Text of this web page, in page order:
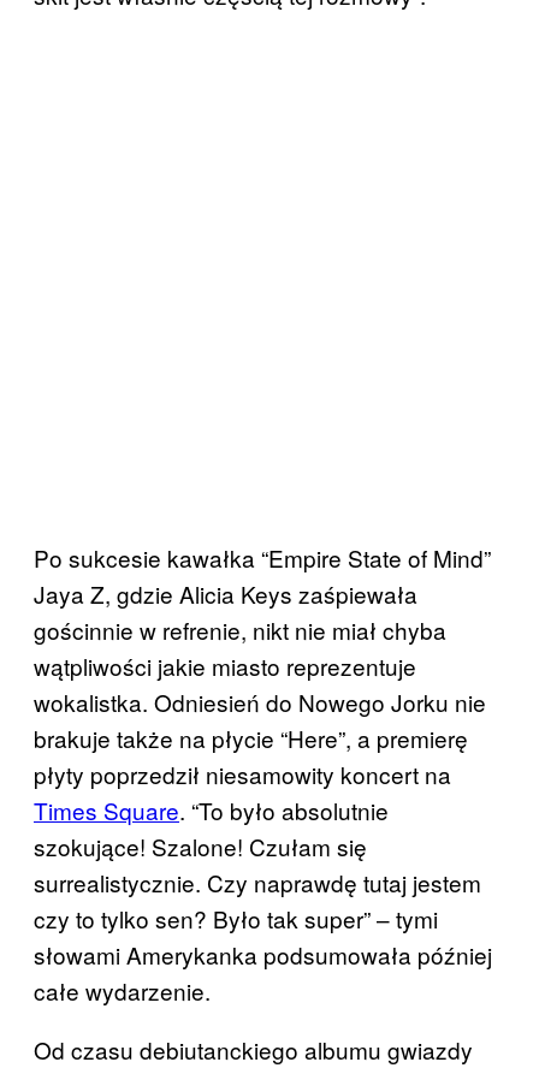
Po sukcesie kawałka “Empire State of Mind”
Jaya Z, gdzie Alicia Keys zaśpiewała
gościnnie w refrenie, nikt nie miał chyba
wątpliwości jakie miasto reprezentuje
wokalistka. Odniesień do Nowego Jorku nie
brakuje także na płycie “Here”, a premierę
płyty poprzedził niesamowity koncert na
Times Square​. “To było absolutnie
szokujące! Szalone! Czułam się
surrealistycznie. Czy naprawdę tutaj jestem
czy to tylko sen? Było tak super” – tymi
słowami Amerykanka podsumowała później
całe wydarzenie.
Od czasu debiutanckiego albumu gwiazdy